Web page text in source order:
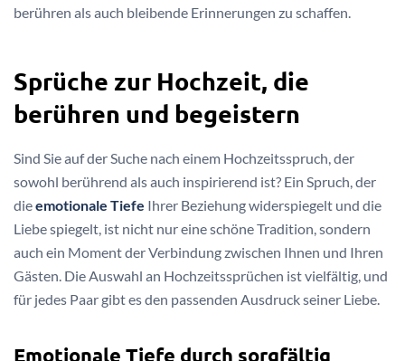
berühren als auch bleibende Erinnerungen zu schaffen.
Sprüche zur Hochzeit, die
berühren und begeistern
Sind Sie auf der Suche nach einem Hochzeitsspruch, der
sowohl berührend als auch inspirierend ist? Ein Spruch, der
dieemotionale Tiefe Ihrer Beziehung widerspiegelt und die
Liebe spiegelt, ist nicht nur eine schöne Tradition, sondern
auch ein Moment der Verbindung zwischen Ihnen und Ihren
Gästen. Die Auswahl an Hochzeitssprüchen ist vielfältig, und
für jedes Paar gibt es den passenden Ausdruck seiner Liebe.
Emotionale Tiefe durch sorgfältig